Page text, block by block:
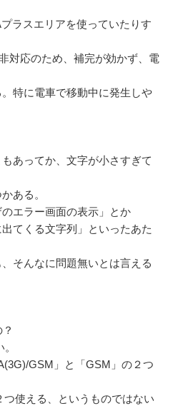
ラスエリアを使っていたりす
対応のため、補完が効かず、電
特に電車で移動中に発生しや
あってか、文字が小さすぎて
ある。
エラー画面の表示」とか
てくる文字列」といったあた
そんなに問題無いとは言える
GSM」と「GSM」の２つ
使える、というものではない